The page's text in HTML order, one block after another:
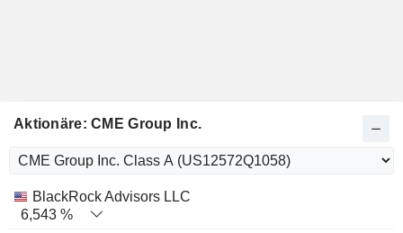
Aktionäre: CME Group Inc.
Name Aktien % Bewertung
BlackRock Advisors LLC
6,543 %